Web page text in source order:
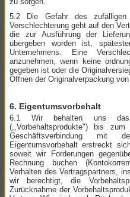
5.2 Die Gefahr des zufälligen
Verschlechterung geht auf den
die zur Ausführung der
übergeben worden ist,
Unternehmens. Eine
anzunehmen, wenn keine
gegeben ist oder die
Öffnen der Originalverpackung
6. Eigentumsvorbehalt
6.1 Wir behalten uns
(,,Vorbehaltsprodukte") bis
Geschäftsverbindung mit
Eigentumsvorbehalt erstreckt
soweit wir Forderungen
Rechnung buchen
Verhalten des Vertragspartners,
wir berechtigt, die
Zurücknahme der